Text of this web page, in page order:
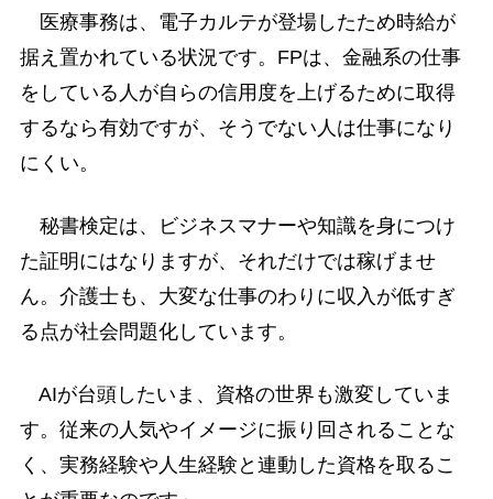
医療事務は、電子カルテが登場したため時給が
据え置かれている状況です。FPは、金融系の仕事
をしている人が自らの信用度を上げるために取得
するなら有効ですが、そうでない人は仕事になり
にくい。
秘書検定は、ビジネスマナーや知識を身につけ
た証明にはなりますが、それだけでは稼げませ
ん。介護士も、大変な仕事のわりに収入が低すぎ
る点が社会問題化しています。
AIが台頭したいま、資格の世界も激変していま
す。従来の人気やイメージに振り回されることな
く、実務経験や人生経験と連動した資格を取るこ